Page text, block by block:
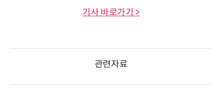
기사 바로가기 >
관련자료